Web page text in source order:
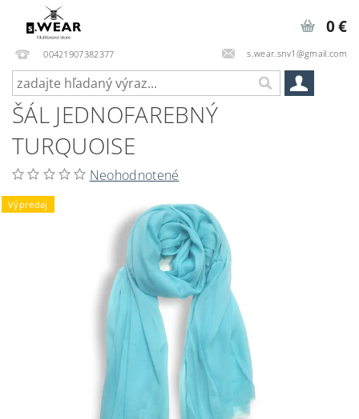
00421907382377 s.wear.snv1@gmail.com
0 €
ŠÁL JEDNOFAREBNÝ
TURQUOISE
Neohodnotené
Výpredaj